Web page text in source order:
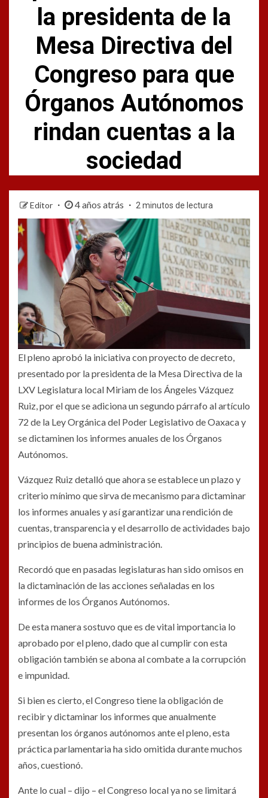
la presidenta de la
Mesa Directiva del
Congreso para que
Órganos Autónomos
rindan cuentas a la
sociedad
Editor 4 años atrás 2 minutos de lectura
El pleno aprobó la iniciativa con proyecto de decreto,
presentado por la presidenta de la Mesa Directiva de la
LXV Legislatura local Miriam de los Ángeles Vázquez
Ruiz, por el que se adiciona un segundo párrafo al artículo
72 de la Ley Orgánica del Poder Legislativo de Oaxaca y
se dictaminen los informes anuales de los Órganos
Autónomos.
Vázquez Ruiz detalló que ahora se establece un plazo y
criterio mínimo que sirva de mecanismo para dictaminar
los informes anuales y así garantizar una rendición de
cuentas, transparencia y el desarrollo de actividades bajo
principios de buena administración.
Recordó que en pasadas legislaturas han sido omisos en
la dictaminación de las acciones señaladas en los
informes de los Órganos Autónomos.
De esta manera sostuvo que es de vital importancia lo
aprobado por el pleno, dado que al cumplir con esta
obligación también se abona al combate a la corrupción
e impunidad.
Si bien es cierto, el Congreso tiene la obligación de
recibir y dictaminar los informes que anualmente
presentan los órganos autónomos ante el pleno, esta
práctica parlamentaria ha sido omitida durante muchos
años, cuestionó.
Ante lo cual – dijo – el Congreso local ya no se limitará